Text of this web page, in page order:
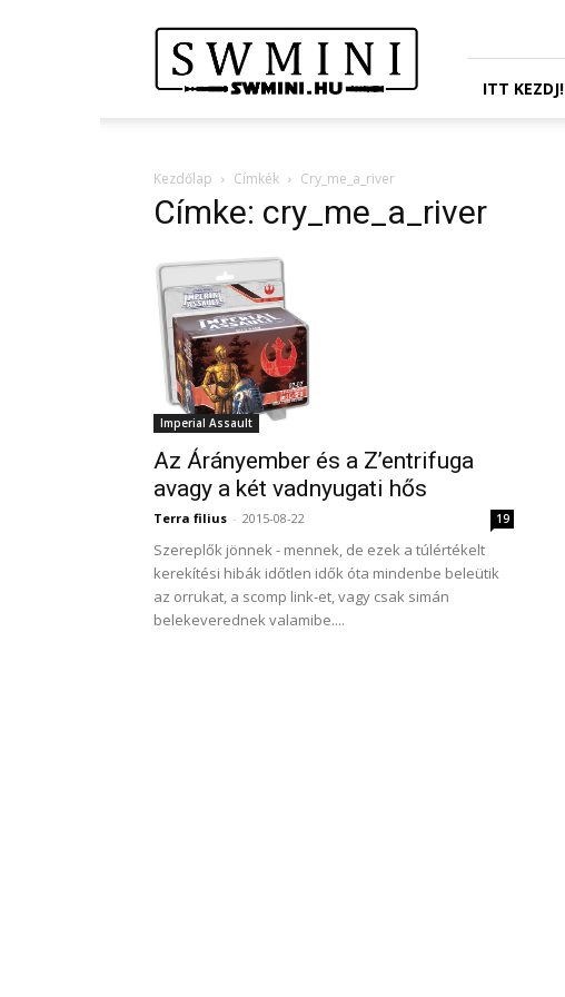
Wars
Miniatures
Portál
ITT KEZDJ!
Kezdőlap Címkék Cry_me_a_river
Címke: cry_me_a_river
Imperial Assault
Az Árányember és a Z’entrifuga
avagy a két vadnyugati hős
Terra filius - 2015-08-22 19
Szereplők jönnek - mennek, de ezek a túlértékelt
kerekítési hibák időtlen idők óta mindenbe beleütik
az orrukat, a scomp link-et, vagy csak simán
belekeverednek valamibe....